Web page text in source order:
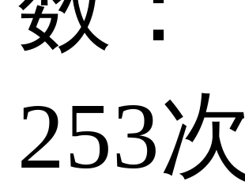
253次